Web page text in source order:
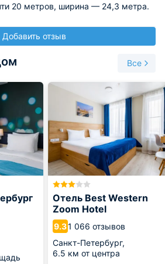
20 метров, ширина — 24,3 метра.
Добавить отзыв
Все
Отель Best Western
Zoom Hotel
9.31 066 отзывов
Санкт-Петербург,
6.5 км от центра